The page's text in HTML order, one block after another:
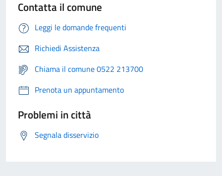
Contatta il comune
Leggi le domande frequenti
Richiedi Assistenza
Chiama il comune 0522 213700
Prenota un appuntamento
Problemi in città
Segnala disservizio